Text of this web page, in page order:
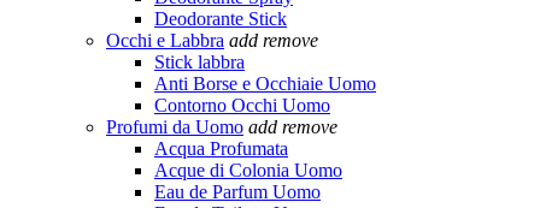
Deodorante Stick
Occhi e Labbra add remove
Stick labbra
Anti Borse e Occhiaie Uomo
Contorno Occhi Uomo
Profumi da Uomo add remove
Acqua Profumata
Acque di Colonia Uomo
Eau de Parfum Uomo